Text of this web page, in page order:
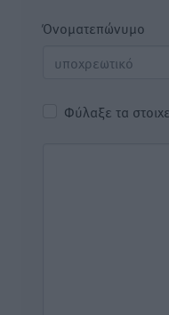
Όνοματεπώνυμο
Φύλαξε τα